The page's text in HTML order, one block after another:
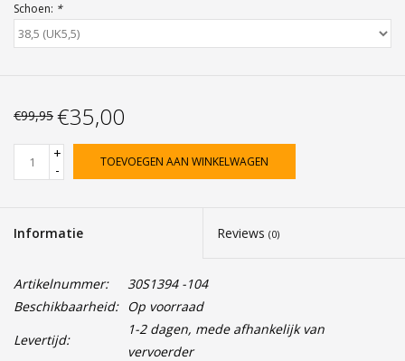
Schoen: *
€99,95 €35,00
+
-
TOEVOEGEN AAN WINKELWAGEN
Informatie Reviews (0)
Artikelnummer:
30S1394 -104
Beschikbaarheid: Op voorraad
Levertijd:
1-2 dagen, mede afhankelijk van
vervoerder